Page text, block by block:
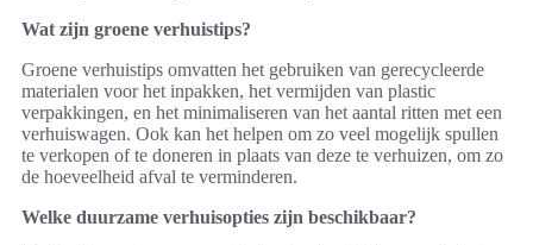
Wat zijn groene verhuistips?
Groene verhuistips omvatten het gebruiken van gerecycleerde
materialen voor het inpakken, het vermijden van plastic
verpakkingen, en het minimaliseren van het aantal ritten met een
verhuiswagen. Ook kan het helpen om zo veel mogelijk spullen
te verkopen of te doneren in plaats van deze te verhuizen, om zo
de hoeveelheid afval te verminderen.
Welke duurzame verhuisopties zijn beschikbaar?